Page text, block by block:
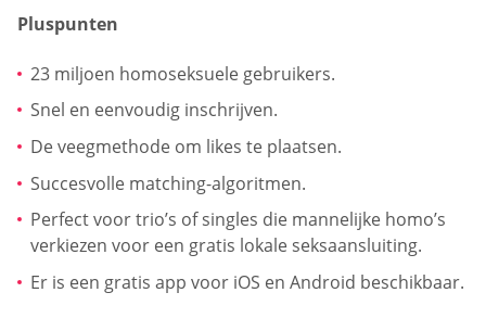
Pluspunten
23 miljoen homoseksuele gebruikers.
Snel en eenvoudig inschrijven.
De veegmethode om likes te plaatsen.
Succesvolle matching-algoritmen.
Perfect voor trio’s of singles die mannelijke homo’s
verkiezen voor een gratis lokale seksaansluiting.
Er is een gratis app voor iOS en Android beschikbaar.